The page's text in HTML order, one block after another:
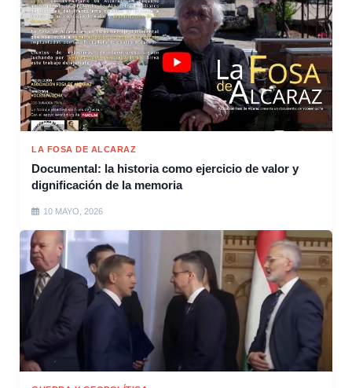
LA FOSA DE ALCARAZ
Documental: la historia como ejercicio de valor y
dignificación de la memoria
10 MAYO, 2026